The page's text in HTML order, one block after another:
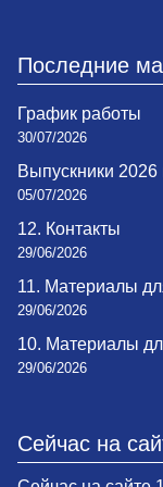
Последние
График работы
30/07/2026
Выпускники
05/07/2026
12. Контакты
29/06/2026
11. Материалы
29/06/2026
10. Материалы
29/06/2026
Сейчас на